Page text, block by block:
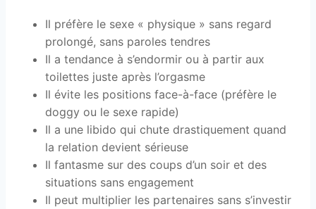
Il préfère le sexe « physique » sans regard
prolongé, sans paroles tendres
Il a tendance à s’endormir ou à partir aux
toilettes juste après l’orgasme
Il évite les positions face-à-face (préfère le
doggy ou le sexe rapide)
Il a une libido qui chute drastiquement quand
la relation devient sérieuse
Il fantasme sur des coups d’un soir et des
situations sans engagement
Il peut multiplier les partenaires sans s’investir